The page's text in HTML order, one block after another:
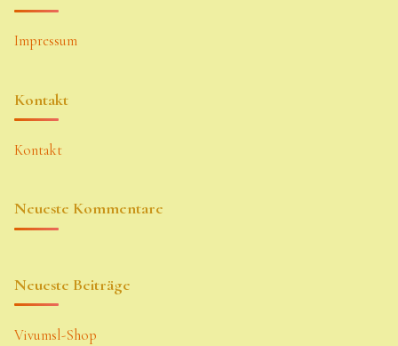
Impressum
Kontakt
Kontakt
Neueste Kommentare
Neueste Beiträge
Vivumsl-Shop